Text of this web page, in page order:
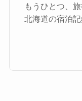
もうひとつ、
北海道の宿泊